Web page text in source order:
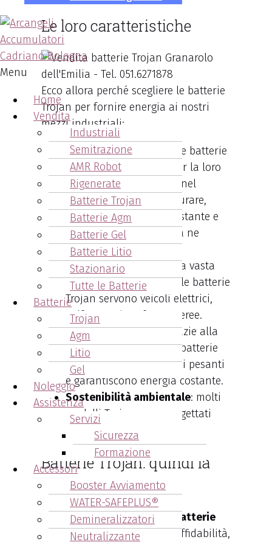
Menu
Home
Vendita
Industriali
Semitrazione
AMR Robot
Rigenerate
Batterie Trojan
Batterie Agm
Batterie Gel
Batterie Litio
Stazionario
Tutte le Batterie
Batterie
Trojan
Agm
Litio
Gel
Noleggio
Assistenza
Servizi
Sicurezza
Formazione
Accessori
Booster Avviamento
WATER-SAFEPLUS®
Demineralizzatori
Neutralizzante
Le loro caratteristiche
Ecco allora perché scegliere le batterie
Trojan per fornire energia ai nostri
mezzi industriali:
Affidabilità garantita
: le batterie
Trojan si distinguono per la loro
comprovata affidabilità nel
tempo. Progettate per durare,
offrono una potenza costante e
affidabile ogni qualvolta ne
abbiate bisogno.
Versatilità: adatte a una vasta
gamma di applicazioni, le batterie
Trojan servono veicoli elettrici,
golf car e piattaforme aeree.
Prestazioni elevate: grazie alla
tecnologia avanzata, le batterie
Trojan gestiscono carichi pesanti
e garantiscono energia costante.
Sostenibilità ambientale: molti
modelli Trojan sono progettati
considerando l’ambiente.
Batterie Trojan: quindi la
scelta migliore
In conclusione, scegliere
le batterie
Trojansignifica investire in affidabilità,